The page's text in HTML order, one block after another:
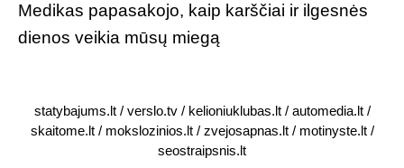
Medikas papasakojo, kaip karščiai ir ilgesnės
dienos veikia mūsų miegą
statybajums.lt/ verslo.tv/ kelioniuklubas.lt/ automedia.lt/
skaitome.lt/ mokslozinios.lt/ zvejosapnas.lt/ motinyste.lt/
seostraipsnis.lt